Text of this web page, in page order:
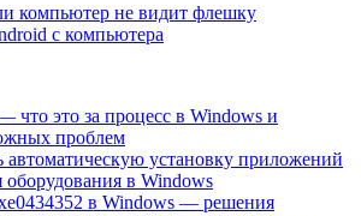
компьютер не видит флешку
с компьютера
что это за процесс в Windows и
проблем
автоматическую установку приложений
оборудования в Windows
в Windows — решения